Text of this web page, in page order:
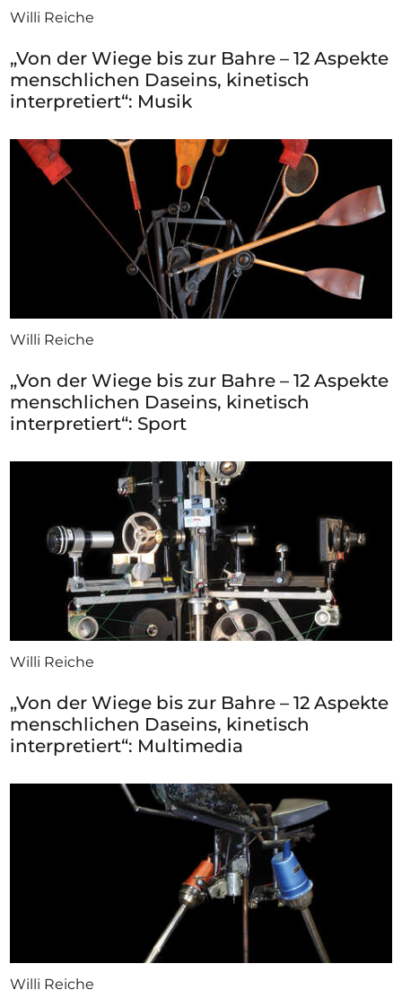
Willi Reiche
„Von der Wiege bis zur Bahre – 12 Aspekte
menschlichen Daseins, kinetisch
interpretiert“: Musik
Willi Reiche
„Von der Wiege bis zur Bahre – 12 Aspekte
menschlichen Daseins, kinetisch
interpretiert“: Sport
Willi Reiche
„Von der Wiege bis zur Bahre – 12 Aspekte
menschlichen Daseins, kinetisch
interpretiert“: Multimedia
Willi Reiche